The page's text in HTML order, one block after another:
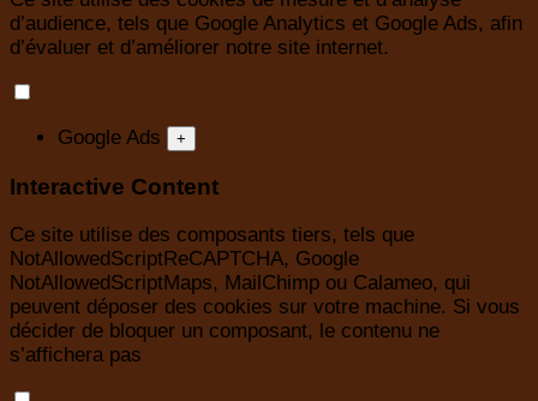
d’audience, tels que Google Analytics et Google Ads, afin
d’évaluer et d’améliorer notre site internet.
Google Ads +
Interactive Content
Ce site utilise des composants tiers, tels que
NotAllowedScriptReCAPTCHA, Google
NotAllowedScriptMaps, MailChimp ou Calameo, qui
peuvent déposer des cookies sur votre machine. Si vous
décider de bloquer un composant, le contenu ne
s’affichera pas